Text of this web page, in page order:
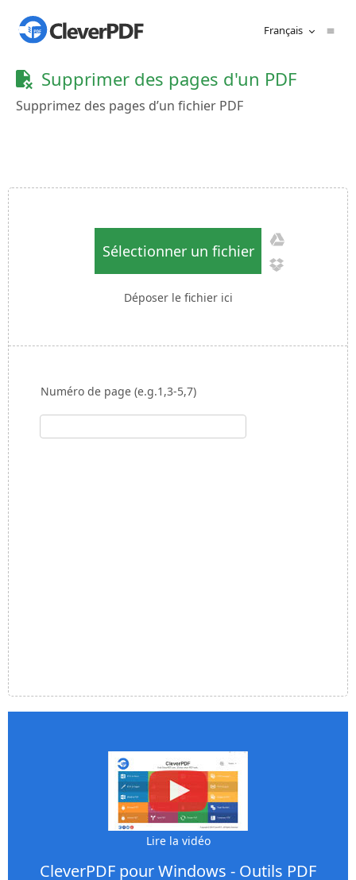
Français
Supprimer des pages d'un PDF
Supprimez des pages d’un fichier PDF
Sélectionner un fichier
Déposer le fichier ici
Numéro de page (e.g.1,3-5,7)
Lire la vidéo
CleverPDF pour Windows - Outils PDF